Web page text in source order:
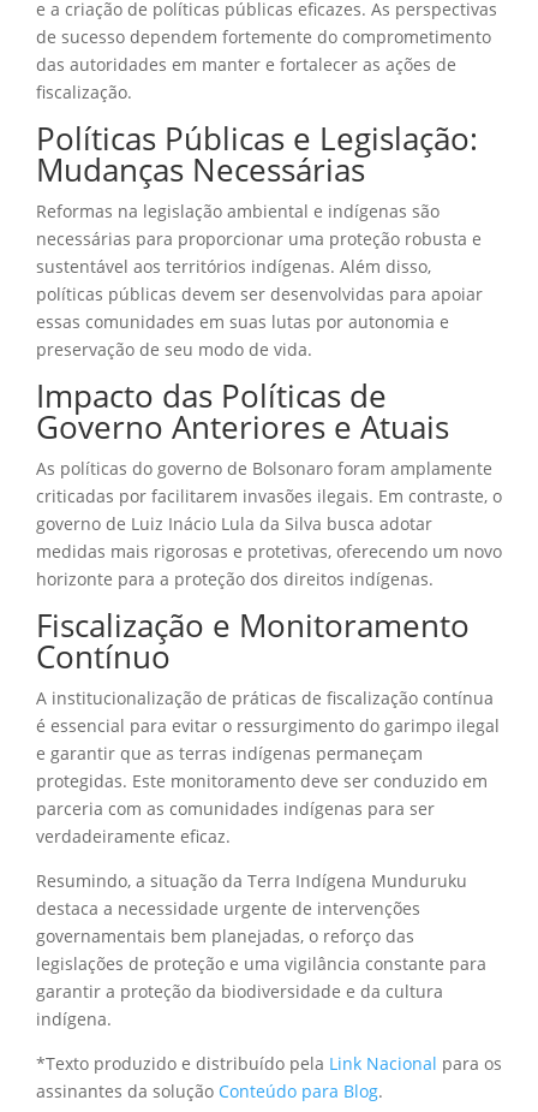
e a criação de políticas públicas eficazes. As perspectivas
de sucesso dependem fortemente do comprometimento
das autoridades em manter e fortalecer as ações de
fiscalização.
Políticas Públicas e Legislação:
Mudanças Necessárias
Reformas na legislação ambiental e indígenas são
necessárias para proporcionar uma proteção robusta e
sustentável aos territórios indígenas. Além disso,
políticas públicas devem ser desenvolvidas para apoiar
essas comunidades em suas lutas por autonomia e
preservação de seu modo de vida.
Impacto das Políticas de
Governo Anteriores e Atuais
As políticas do governo de Bolsonaro foram amplamente
criticadas por facilitarem invasões ilegais. Em contraste, o
governo de Luiz Inácio Lula da Silva busca adotar
medidas mais rigorosas e protetivas, oferecendo um novo
horizonte para a proteção dos direitos indígenas.
Fiscalização e Monitoramento
Contínuo
A institucionalização de práticas de fiscalização contínua
é essencial para evitar o ressurgimento do garimpo ilegal
e garantir que as terras indígenas permaneçam
protegidas. Este monitoramento deve ser conduzido em
parceria com as comunidades indígenas para ser
verdadeiramente eficaz.
Resumindo, a situação da Terra Indígena Munduruku
destaca a necessidade urgente de intervenções
governamentais bem planejadas, o reforço das
legislações de proteção e uma vigilância constante para
garantir a proteção da biodiversidade e da cultura
indígena.
*Texto produzido e distribuído pela Link Nacional para os
assinantes da solução Conteúdo para Blog.